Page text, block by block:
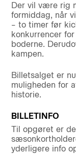
Der vil være rig
formiddag, når
– to timer før
konkurrencer
boderne.
kampen.
Billetsalget er
muligheden for
historie.
BILLETINFO
Til opgøret er
yderligere info